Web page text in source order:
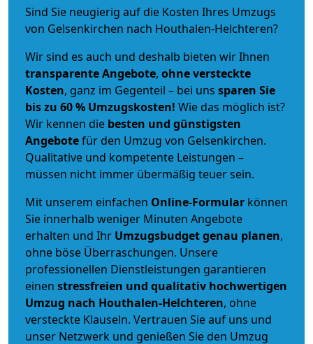
Sind Sie neugierig auf die Kosten Ihres Umzugs
von Gelsenkirchen nach Houthalen-Helchteren?
Wir sind es auch und deshalb bieten wir Ihnen
transparente Angebote, ohne versteckte
Kosten, ganz im Gegenteil – bei uns sparen Sie
bis zu 60 % Umzugskosten! Wie das möglich ist?
Wir kennen die besten und günstigsten
Angebotefür den Umzug von Gelsenkirchen.
Qualitative und kompetente Leistungen –
müssen nicht immer übermäßig teuer sein.
Mit unserem einfachen Online-Formular können
Sie innerhalb weniger Minuten Angebote
erhalten und Ihr Umzugsbudgetgenau planen,
ohne böse Überraschungen. Unsere
professionellen Dienstleistungen garantieren
einen stressfreien und qualitativ hochwertigen
Umzug nach Houthalen-Helchteren, ohne
versteckte Klauseln. Vertrauen Sie auf uns und
unser Netzwerk und genießen Sie den Umzug